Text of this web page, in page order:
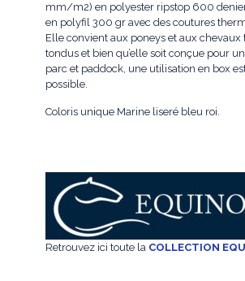
mm/m2) en polyester ripstop 600
en polyfil 300 gr avec des coutures
Elle convient aux poneys et aux chevaux
tondus et bien qu’elle soit conçue pour
parc et paddock, une utilisation en box
possible.
Coloris unique Marine liseré bleu roi.
Retrouvez ici toute la COLLECTION